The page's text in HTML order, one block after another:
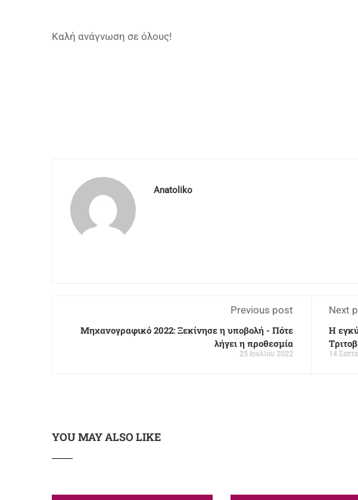
Καλή ανάγνωση σε όλους!
Anatoliko
Previous post
Μηχανογραφικό 2022: Ξεκίνησε η υποβολή - Πότε
λήγει η προθεσμία
25 Ιουλίου 2022
Next
Η
14
YOU MAY ALSO LIKE